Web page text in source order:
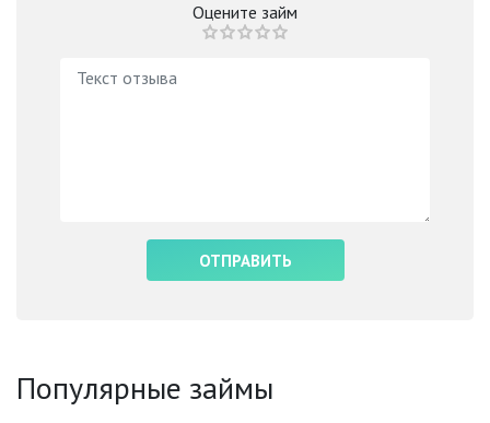
Оцените займ
Популярные займы